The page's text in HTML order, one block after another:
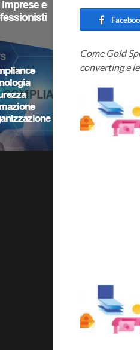
Come Gold
converting e